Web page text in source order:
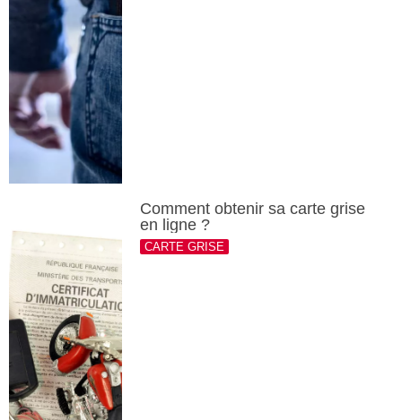
Comment obtenir sa carte grise
en ligne ?
CARTE GRISE